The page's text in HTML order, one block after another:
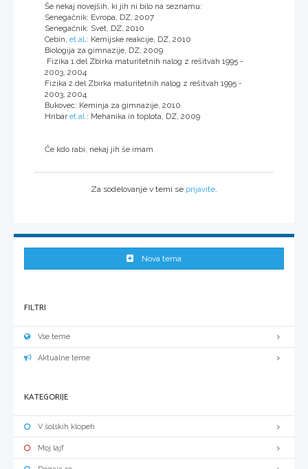
Še nekaj novejših, ki jih ni bilo na seznamu:
Senegačnik: Evropa, DZ, 2007
Senegačnik: Svet, DZ, 2010
Cebin, et.al .: Kemijske reakcije, DZ, 2010
Biologija za gimnazije, DZ, 2009
Fizika 1.del Zbirka maturitetnih nalog z rešitvah 1995 -
2003, 2004
Fizika 2.del Zbirka maturitetnih nalog z rešitvah 1995 -
2003, 2004
Bukovec: Keminja za gimnazije, 2010
Hribar et.al : Mehanika in toplota, DZ, 2009
Če kdo rabi, nekaj jih še imam
Za sodelovanje v temi se prijavite
Nova tema
FILTRI
Vse teme
Aktualne teme
KATEGORIJE
V šolskih klopeh
Moj lajf